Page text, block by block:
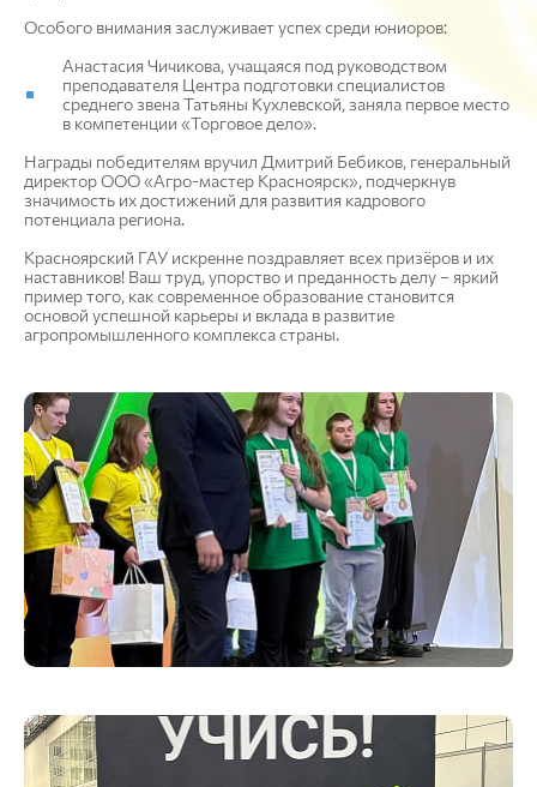
Особого внимания заслуживает успех среди юниоров:
Анастасия Чичикова, учащаяся под руководством
преподавателя Центра подготовки специалистов
среднего звена Татьяны Кухлевской, заняла первое место
в компетенции «Торговое дело».
Награды победителям вручил Дмитрий Бебиков, генеральный
директор ООО «Агро-мастер Красноярск», подчеркнув
значимость их достижений для развития кадрового
потенциала региона.
Красноярский ГАУ искренне поздравляет всех призёров и их
наставников! Ваш труд, упорство и преданность делу – яркий
пример того, как современное образование становится
основой успешной карьеры и вклада в развитие
агропромышленного комплекса страны.